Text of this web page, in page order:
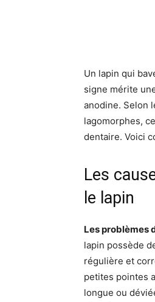
Un lapin qui
signe mérite
anodine. Selon
lagomorphes,
dentaire. Voici
Les
le lapin
Les problèmes
lapin possède
régulière et
petites pointes
longue ou